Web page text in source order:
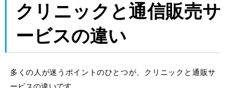
クリニックと通信販売サ
ービスの違い
多くの人が迷うポイントのひとつが、 クリニックと通販サ